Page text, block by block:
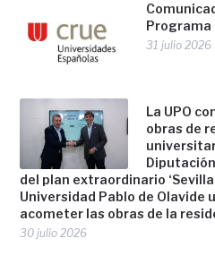
Programa
31 julio 2026
La UPO
obras de
del plan extraordinario
Universidad Pablo de Olavide
acometer las obras de la
30 julio 2026